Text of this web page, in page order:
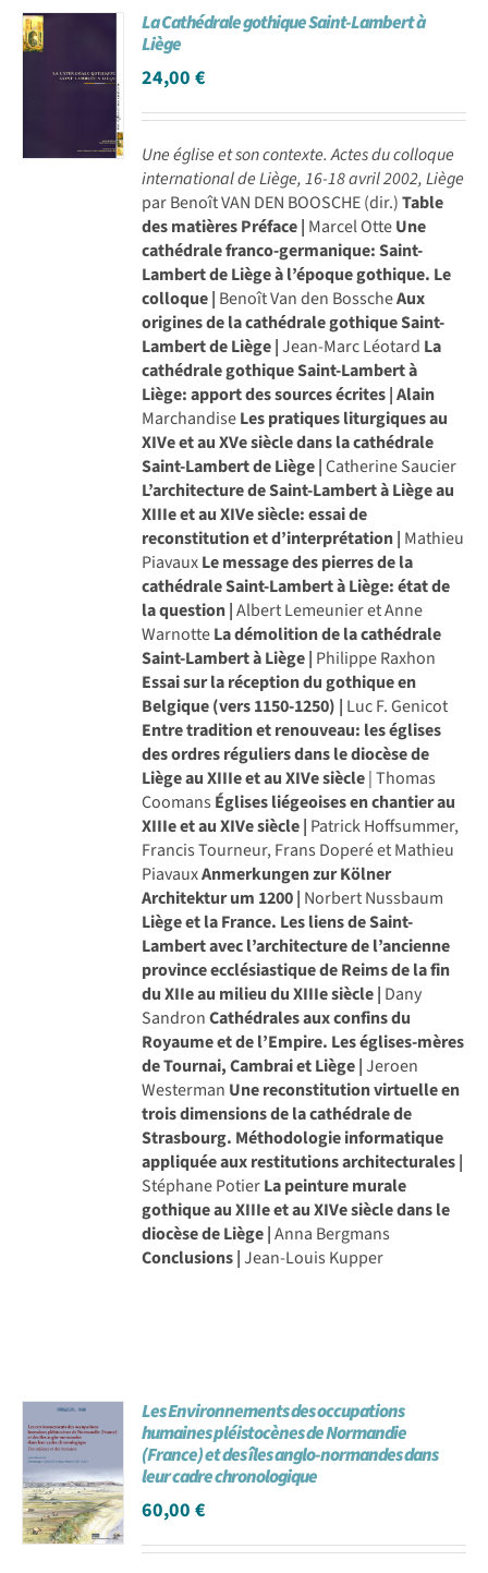
Achat en ligne
Panier WooCommerce
La Cathédrale gothique Saint-Lambert à
Liège
24,00€
Une église et son contexte.Actes du colloque
international de Liège, 16-18 avril 2002, Liège
par Benoît VAN DEN BOOSCHE (dir.)Table
des matièresPréface | Marcel OtteUne
cathédrale franco-germanique: Saint-
Lambert de Liège à l’époque gothique. Le
colloque | Benoît Van den BosscheAux
origines de la cathédrale gothique Saint-
Lambert de Liège |Jean-Marc Léotard La
cathédrale gothique Saint-Lambert à
Liège: apport des sources écrites | Alain
MarchandiseLes pratiques liturgiques au
XIVe et au XVe siècle dans la cathédrale
Saint-Lambert de Liège |Catherine Saucier
L’architecture de Saint-Lambert à Liège au
XIIIe et au XIVe siècle: essai de
reconstitution et d’interprétation | Mathieu
PiavauxLe message des pierres de la
cathédrale Saint-Lambert à Liège: état de
la question |Albert Lemeunier et Anne
WarnotteLa démolition de la cathédrale
Saint-Lambert à Liège | Philippe Raxhon
Essai sur la réception du gothique en
Belgique (vers 1150-1250) | Luc F. Genicot
Entre tradition et renouveau: les églises
des ordres réguliers dans le diocèse de
Liège au XIIIe et au XIVe siècle| Thomas
Coomans Églises liégeoises en chantier au
XIIIe et au XIVe siècle | Patrick Hoffsummer,
Francis Tourneur, Frans Doperé et Mathieu
PiavauxAnmerkungen zur Kölner
Architektur um 1200 | Norbert Nussbaum
Liège et la France. Les liens de Saint-
Lambert avec l’architecture de l’ancienne
province ecclésiastique de Reims de la fin
du XIIe au milieu du XIIIe siècle | Dany
SandronCathédrales aux confins du
Royaume et de l’Empire. Les églises-mères
de Tournai, Cambrai et Liège |Jeroen
Westerman Une reconstitution virtuelle en
trois dimensions de la cathédrale de
Strasbourg. Méthodologie informatique
appliquée aux restitutions architecturales |
Stéphane PotierLa peinture murale
gothique au XIIIe et au XIVe siècle dans le
diocèse de Liège |Anna Bergmans
Conclusions |Jean-Louis Kupper
Les Environnements des occupations
humaines pléistocènes de Normandie
(France) et des îles anglo-normandes dans
leur cadre chronologique
60,00€